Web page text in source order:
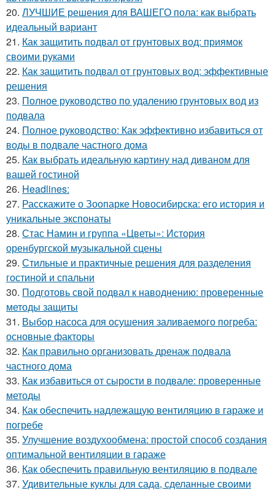
20. ЛУЧШИЕ решения для ВАШЕГО пола: как выбрать
идеальный вариант
21. Как защитить подвал от грунтовых вод: приямок
своими руками
22. Как защитить подвал от грунтовых вод: эффективные
решения
23. Полное руководство по удалению грунтовых вод из
подвала
24. Полное руководство: Как эффективно избавиться от
воды в подвале частного дома
25. Как выбрать идеальную картину над диваном для
вашей гостиной
26. Headlines:
27. Расскажите о Зоопарке Новосибирска: его история и
уникальные экспонаты
28. Стас Намин и группа «Цветы»: История
оренбургской музыкальной сцены
29. Стильные и практичные решения для разделения
гостиной и спальни
30. Подготовь свой подвал к наводнению: проверенные
методы защиты
31. Выбор насоса для осушения заливаемого погреба:
основные факторы
32. Как правильно организовать дренаж подвала
частного дома
33. Как избавиться от сырости в подвале: проверенные
методы
34. Как обеспечить надлежащую вентиляцию в гараже и
погребе
35. Улучшение воздухообмена: простой способ создания
оптимальной вентиляции в гараже
36. Как обеспечить правильную вентиляцию в подвале
37. Удивительные куклы для сада, сделанные своими